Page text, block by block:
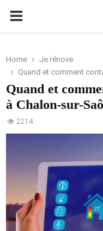
PRIMARY
Home
Je rénove
Quand et comment
Quand et
à Chalon-sur-
2214